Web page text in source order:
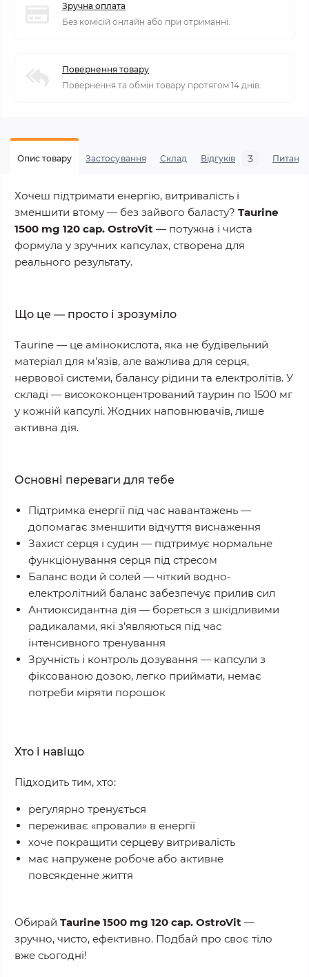
Зручна оплата
Без комісій онлайн або при отриманні.
Повернення товару
Повернення та обмін товару протягом 14 днів.
Опис товару Застосування Склад Відгуків 3
Хочеш підтримати енергію, витривалість і
зменшити втому — без зайвого баласту? Taurine
1500 mg 120 cap. OstroVit — потужна і чиста
формула у зручних капсулах, створена для
реального результату.
Що це — просто і зрозуміло
Taurine — це амінокислота, яка не будівельний
матеріал для м’язів, але важлива для серця,
нервової системи, балансу рідини та електролітів. У
складі — висококонцентрований таурин по 1500 мг
у кожній капсулі. Жодних наповнювачів, лише
активна дія.
Основні переваги для тебе
Підтримка енергії під час навантажень —
допомагає зменшити відчуття виснаження
Захист серця і судин — підтримує нормальне
функціонування серця під стресом
Баланс води й солей — чіткий водно-
електролітний баланс забезпечує прилив сил
Антиоксидантна дія — бореться з шкідливими
радикалами, які з’являються під час
інтенсивного тренування
Зручність і контроль дозування — капсули з
фіксованою дозою, легко приймати, немає
потреби міряти порошок
Хто і навіщо
Підходить тим, хто:
регулярно тренується
переживає «провали» в енергії
хоче покращити серцеву витривалість
має напружене робоче або активне
повсякденне життя
Обирай Taurine 1500 mg 120 cap. OstroVit —
зручно, чисто, ефективно. Подбай про своє тіло
вже сьогодні!